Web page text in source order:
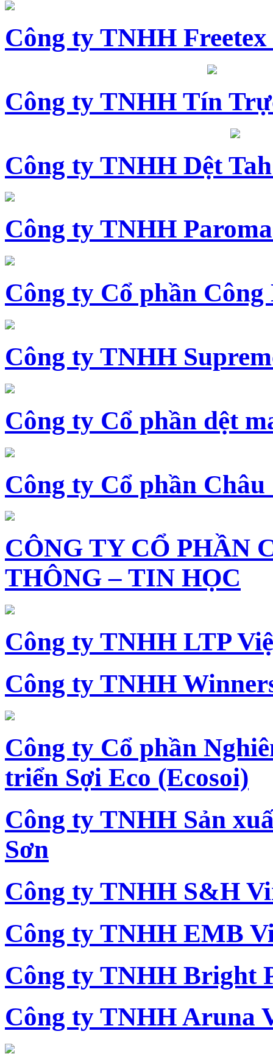
Công ty TNHH
Công ty TNHH Tín
Công ty TNHH Dệt
Công ty TNHH
Công ty Cổ phần Công
Công ty TNHH
Công ty Cổ phần dệt
Công ty Cổ phần Châu
CÔNG TY CỔ PHẦN
THÔNG – TIN HỌC
Công ty TNHH LTP
Công ty TNHH
Công ty Cổ phần
triển Sợi Eco (Ecosoi)
Công ty TNHH Sản
Sơn
Công ty TNHH S&H
Công ty TNHH EMB
Công ty TNHH Bright
Công ty TNHH Aruna